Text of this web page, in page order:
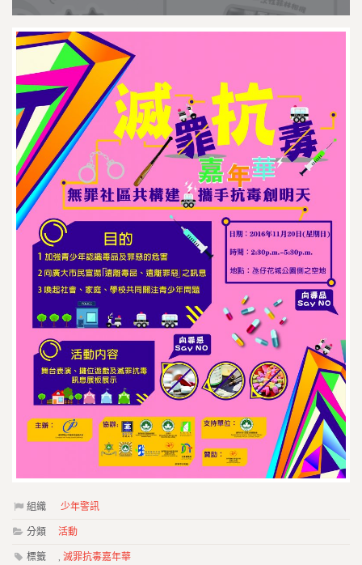
組織 少年警訊
分類 活動
標籤 ,滅罪抗毒嘉年華